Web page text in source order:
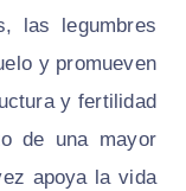
las legumbres
y promueven
y fertilidad
de una mayor
apoya la vida